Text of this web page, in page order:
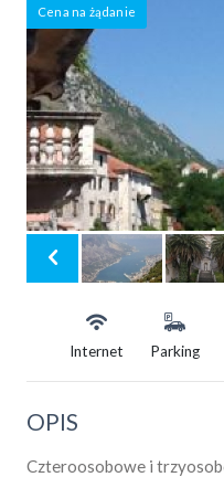
Cena na żądanie
Internet Parking
OPIS
Czteroosobowe i